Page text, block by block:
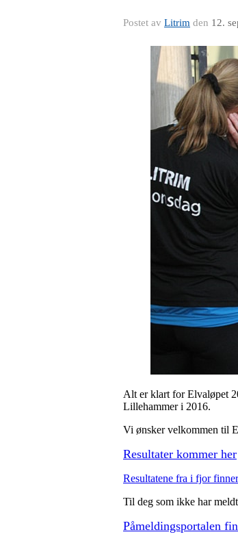
Postet av Litrim den 12.
Alt er klart for Elvaløpet
Lillehammer i 2016.
Vi ønsker velkommen til
Resultater kommer her
Resultatene fra i fjor
Til deg som ikke har
Påmeldingsportalen